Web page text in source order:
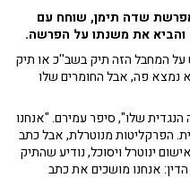
שדה תימן, שוחח עם
על המחבל הזה תיק בשב''כ או תיק
המחבל כבר לא נמצא פה, אבל החומרים שלו
שלו", סיפר עמירם. "אנחנו
הפרקליטות מנוטרלת, אבל כתב
ינוטרל ויסוכל, נודיע שהתיק
אנחנו מושכים את כתב